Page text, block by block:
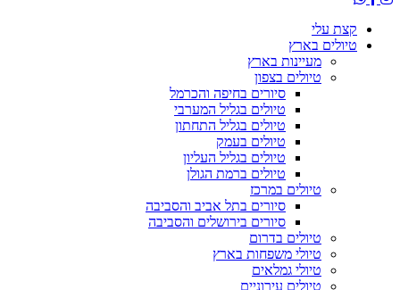
קצת עלי
טיולים בארץ
מעיינות בארץ
טיולים בצפון
סיורים בחיפה והכרמל
טיולים בגליל המערבי
טיולים בגליל התחתון
טיולים בעמק
טיולים בגליל העליון
טיולים ברמת הגולן
טיולים במרכז
סיורים בתל אביב והסביבה
סיורים בירושלים והסביבה
טיולים בדרום
טיולי משפחות בארץ
טיולי גמלאים
טיולים עירוניים